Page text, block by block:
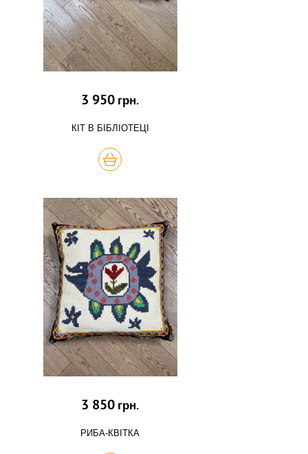
3 950 грн.
КІТ В БІБЛІОТЕЦІ
КУПИТЬ
3 850 грн.
РИБА-КВІТКА